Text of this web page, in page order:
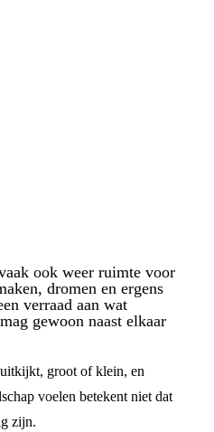
ook weer ruimte voor
dromen en ergens
verraad aan wat
gewoon naast elkaar
groot of klein, en
voelen betekent niet dat
zijn.